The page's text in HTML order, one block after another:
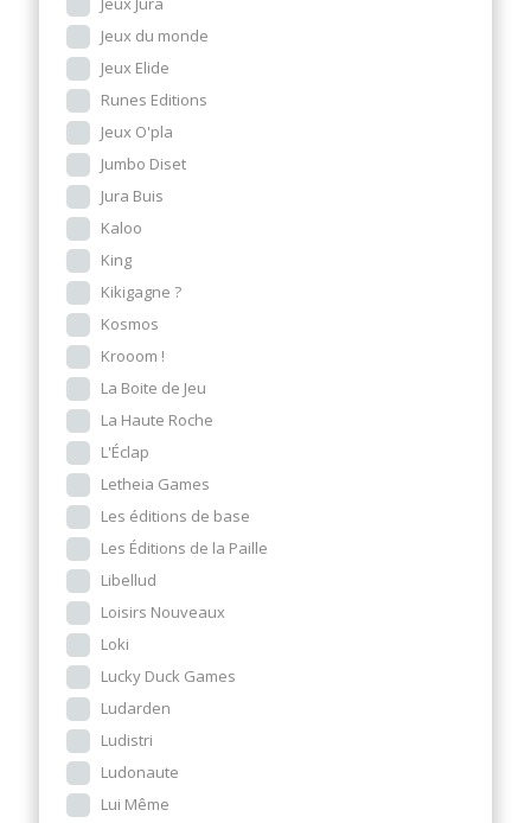
Jeux du monde
Jeux Elide
Runes Editions
Jeux O'pla
Jumbo Diset
Jura Buis
Kaloo
King
Kikigagne ?
Kosmos
Krooom !
La Boite de Jeu
La Haute Roche
L'Éclap
Letheia Games
Les éditions de base
Les Éditions de la Paille
Libellud
Loisirs Nouveaux
Loki
Lucky Duck Games
Ludarden
Ludistri
Ludonaute
Lui Même